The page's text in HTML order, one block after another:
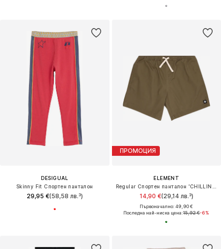
DESIGUAL
Skinny Fit Спортен панталон
29,95 €(58,58 лв.³)
ПРОМОЦИЯ
ELEMENT
14,90 €(29,14 лв.³)
Първоначално: 49,90 €
Последна най-ниска цена:15,92 €-6%